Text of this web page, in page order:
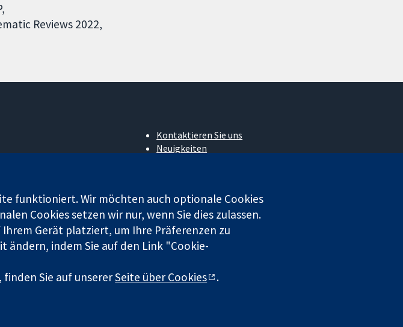
Reviews 2022,
Kontaktieren Sie uns
Neuigkeiten
Cochrane Library
als eine Gesellschaft mit beschränkter Haftung (Nr. 03044323) registriert. Umsatzsteuer-
für die Webseite Haftungsausschluss|Datenschutz
funktioniert. Wir möchten auch optionale Cookies
Cookies setzen wir nur, wenn Sie dies zulassen.
Gerät platziert, um Ihre Präferenzen zu
ändern, indem Sie auf den Link "Cookie-
Sie auf unsererSeite über Cookies .